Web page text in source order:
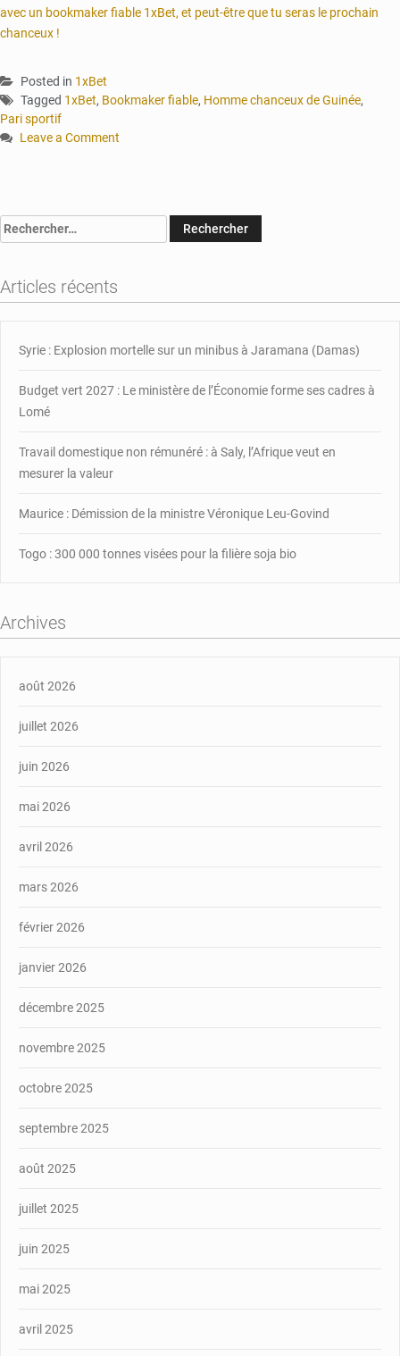
avec un bookmaker fiable 1xBet, et peut-être que tu seras le prochain
chanceux !
Posted in 1xBet
Tagged 1xBet, Bookmaker fiable, Homme chanceux de Guinée,
Pari sportif
Leave a Comment
chanceux
de
gagné
plus
$550,000
grâce
un
pari
Rechercher :
Articles récents
Syrie : Explosion mortelle sur un minibus à Jaramana (Damas)
Budget vert 2027 : Le ministère de l’Économie forme ses cadres à
Lomé
Travail domestique non rémunéré : à Saly, l’Afrique veut en
mesurer la valeur
Maurice : Démission de la ministre Véronique Leu-Govind
Togo : 300 000 tonnes visées pour la filière soja bio
Archives
août 2026
juillet 2026
juin 2026
mai 2026
avril 2026
mars 2026
février 2026
janvier 2026
décembre 2025
novembre 2025
octobre 2025
septembre 2025
août 2025
juillet 2025
juin 2025
mai 2025
avril 2025